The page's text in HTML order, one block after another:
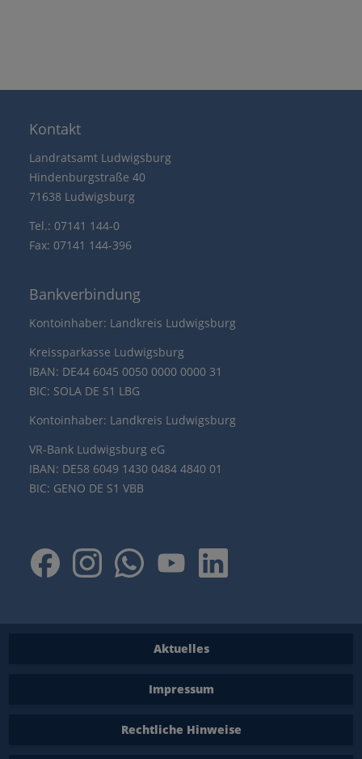
Kontakt
Landratsamt Ludwigsburg
Hindenburgstraße 40
71638 Ludwigsburg
Tel.: 07141 144-0
Fax: 07141 144-396
Bankverbindung
Kontoinhaber: Landkreis Ludwigsburg
Kreissparkasse Ludwigsburg
IBAN: DE44 6045 0050 0000 0000 31
BIC: SOLA DE S1 LBG
Kontoinhaber: Landkreis Ludwigsburg
VR-Bank Ludwigsburg eG
IBAN: DE58 6049 1430 0484 4840 01
BIC: GENO DE S1 VBB
Aktuelles
Impressum
Rechtliche Hinweise